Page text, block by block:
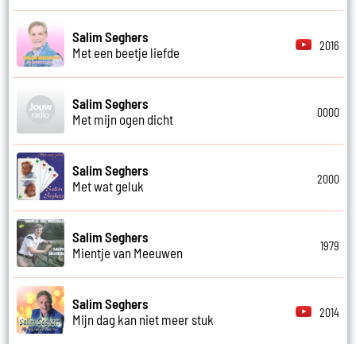
Salim Seghers
Met een beetje liefde
2016
Salim Seghers
Met mijn ogen dicht
0000
Salim Seghers
Met wat geluk
2000
Salim Seghers
Mientje van Meeuwen
1979
Salim Seghers
Mijn dag kan niet meer stuk
2014